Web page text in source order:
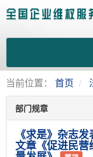
当前位置： 首页
部门规章
《求是》杂志
文章《促进民